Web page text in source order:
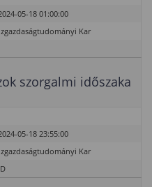
05-18 01:00:00
Kar
szorgalmi időszaka
05-18 23:55:00
Kar